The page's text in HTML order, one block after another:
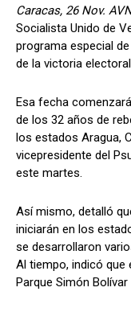
Caracas, 26 Nov.
Socialista Unido de
programa especial
de la victoria
Esa fecha
de los 32 años de
los estados Aragua,
vicepresidente del
este martes.
Así mismo, detalló
iniciarán en los
se desarrollaron
Al tiempo, indicó que
Parque Simón